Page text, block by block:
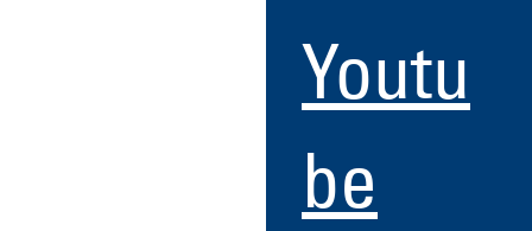
Youtu
be